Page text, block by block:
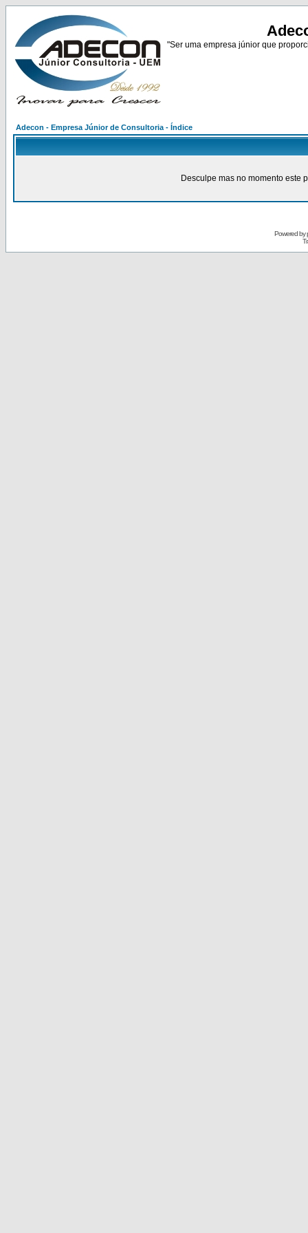
"Ser uma empresa júnior que
Adecon - Empresa Júnior de Consultoria - Índice
Desculpe mas no momento este
Powered by